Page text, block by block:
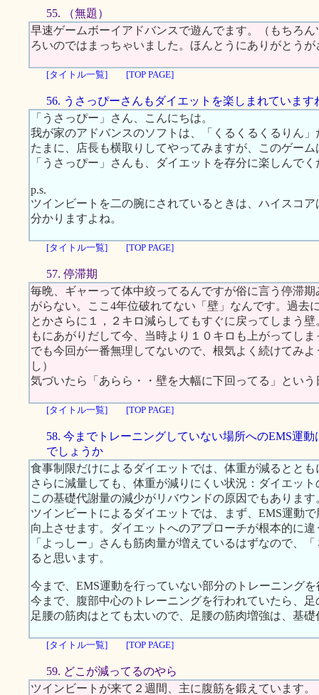
55. （無題）
早速ゲームボーイアドバンスで遊んでます。（もちろ
ろいのではまっちゃいました。ほんとうにありがとうが
[タイトル一覧] [TOP PAGE]
56. うさっぴーさんもダイエットを楽しまれています
「うさっぴー」さん、こんにちは。
我が家のアドバンスのソフトは、「くるくるくるりん
たまに、店長も横取りしてやってみますが、このゲー
「うさっぴー」さんも、ダイエットを存分に楽しんで
p.s.
ツインビートを二の腕にされているときは、ハイスコ
分かりますよね。
[タイトル一覧] [TOP PAGE]
57. 停滞期
毎晩、ギャーって体中絞ってるんですが俗に言う停滞
がらない。ここ4年位破れてない「壁」なんです。過去
とかさらに１，２キロ減らしてもすぐに戻ってしまう
もにあがりだして今、当時より１０キロも上がってしま
でも今回が一番無理してないので、根気よく続けてみ
し）
気づいたら「あらら・・壁を大幅に下回ってる」とい
[タイトル一覧] [TOP PAGE]
58. 今までトレーニングしていない場所へのEMS運動
でしょうか
食事制限だけによるダイエットでは、体重が減るとと
さらに減量しても、体重が減りにくい状況：ダイエッ
この基礎代謝量の減少がリバウンドの原因でもあります
ツインビートによるダイエットでは、まず、EMS運動
向上させます。ダイエットへのアプローチが根本的に違
「よっしー」さんも筋肉量が増えているはずなので、
ると思います。
今まで、EMS運動を行っていない部分のトレーニング
今まで、腹部中心のトレーニングを行われていたら、
足腰の筋肉はとても太いので、足腰の筋肉増強は、基
[タイトル一覧] [TOP PAGE]
59. どこが減ってるのやら
ツインビートが来て２週間、主に腹筋を鍛えています。